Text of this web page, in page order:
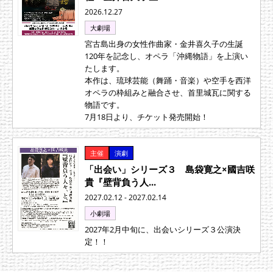
2026.12.27
大劇場
宮古島出身の女性作曲家・金井喜久子の生誕
120年を記念し、オペラ「沖縄物語」を上演い
たします。
本作は、琉球芸能（舞踊・音楽）や空手を西洋
オペラの枠組みと融合させ、首里城瓦に関する
物語です。
7月18日より、チケット発売開始！
主催 演劇
「出会い」シリーズ３ 島袋寛之×國吉咲
貴『壁背負う人...
2027.02.12 - 2027.02.14
小劇場
2027年2月中旬に、出会いシリーズ３公演決
定！！